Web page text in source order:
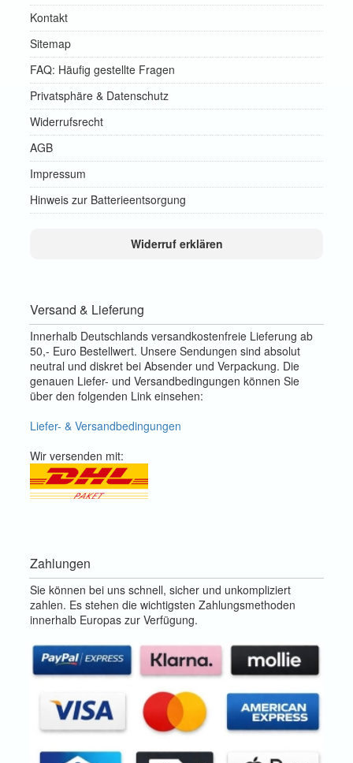
Kontakt
Sitemap
FAQ: Häufig gestellte Fragen
Privatsphäre & Datenschutz
Widerrufsrecht
AGB
Impressum
Hinweis zur Batterieentsorgung
Widerruf erklären
Versand & Lieferung
Innerhalb Deutschlands versandkostenfreie Lieferung ab
50,- Euro Bestellwert. Unsere Sendungen sind absolut
neutral und diskret bei Absender und Verpackung. Die
genauen Liefer- und Versandbedingungen können Sie
über den folgenden Link einsehen:
Liefer- & Versandbedingungen
Wir versenden mit:
Zahlungen
Sie können bei uns schnell, sicher und unkompliziert
zahlen. Es stehen die wichtigsten Zahlungsmethoden
innerhalb Europas zur Verfügung.